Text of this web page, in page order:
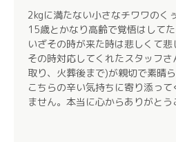
2kgに満たない小さなチワワのく
15歳とかなり高齢で覚悟はしてた
いざその時が来た時は悲しくて悲
その時対応してくれたスタッフ
取り、火葬後まで)が親切で素晴ら
こちらの辛い気持ちに寄り添っ
ません。本当に心からありがとう